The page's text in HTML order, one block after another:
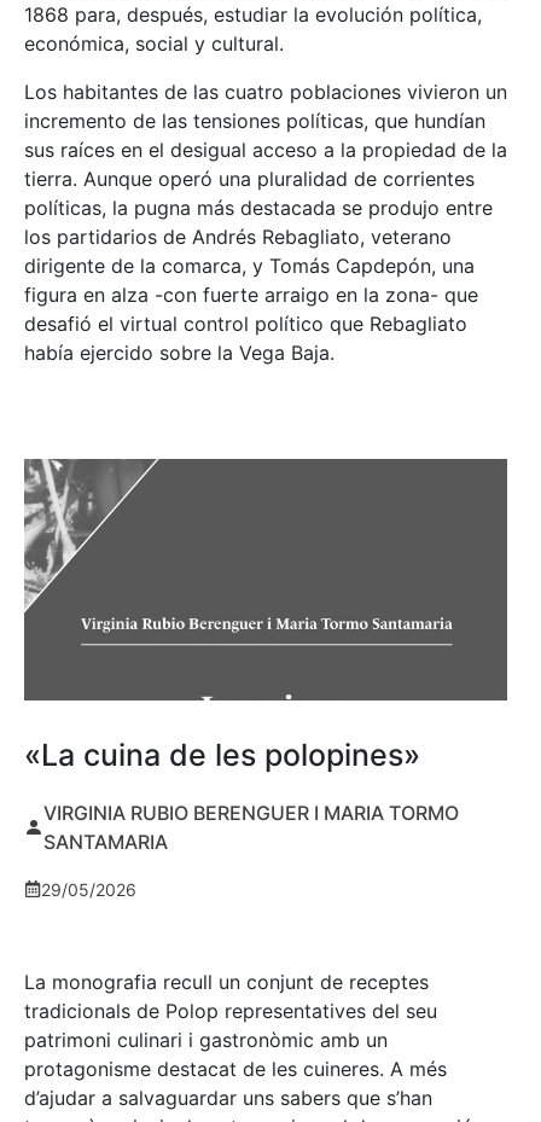
1868 para, después, estudiar la evolución política,
económica, social y cultural.
Los habitantes de las cuatro poblaciones vivieron un
incremento de las tensiones políticas, que hundían
sus raíces en el desigual acceso a la propiedad de la
tierra. Aunque operó una pluralidad de corrientes
políticas, la pugna más destacada se produjo entre
los partidarios de Andrés Rebagliato, veterano
dirigente de la comarca, y Tomás Capdepón, una
figura en alza -con fuerte arraigo en la zona- que
desafió el virtual control político que Rebagliato
había ejercido sobre la Vega Baja.
«La cuina de les polopines»
VIRGINIA RUBIO BERENGUER I MARIA TORMO
SANTAMARIA
29/05/2026
La monografia recull un conjunt de receptes
tradicionals de Polop representatives del seu
patrimoni culinari i gastronòmic amb un
protagonisme destacat de les cuineres. A més
d’ajudar a salvaguardar uns sabers que s’han